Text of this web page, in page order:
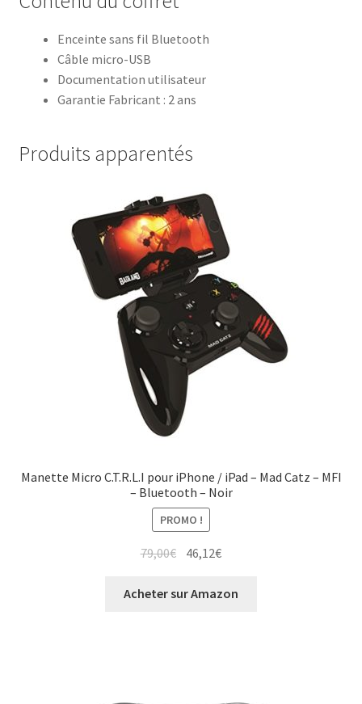
Enceinte sans fil Bluetooth
Câble micro-USB
Documentation utilisateur
Garantie Fabricant : 2 ans
Produits apparentés
Manette Micro C.T.R.L.I pour iPhone / iPad – Mad Catz – MFI
– Bluetooth – Noir
PROMO !
79,00€ 46,12€
Acheter sur Amazon